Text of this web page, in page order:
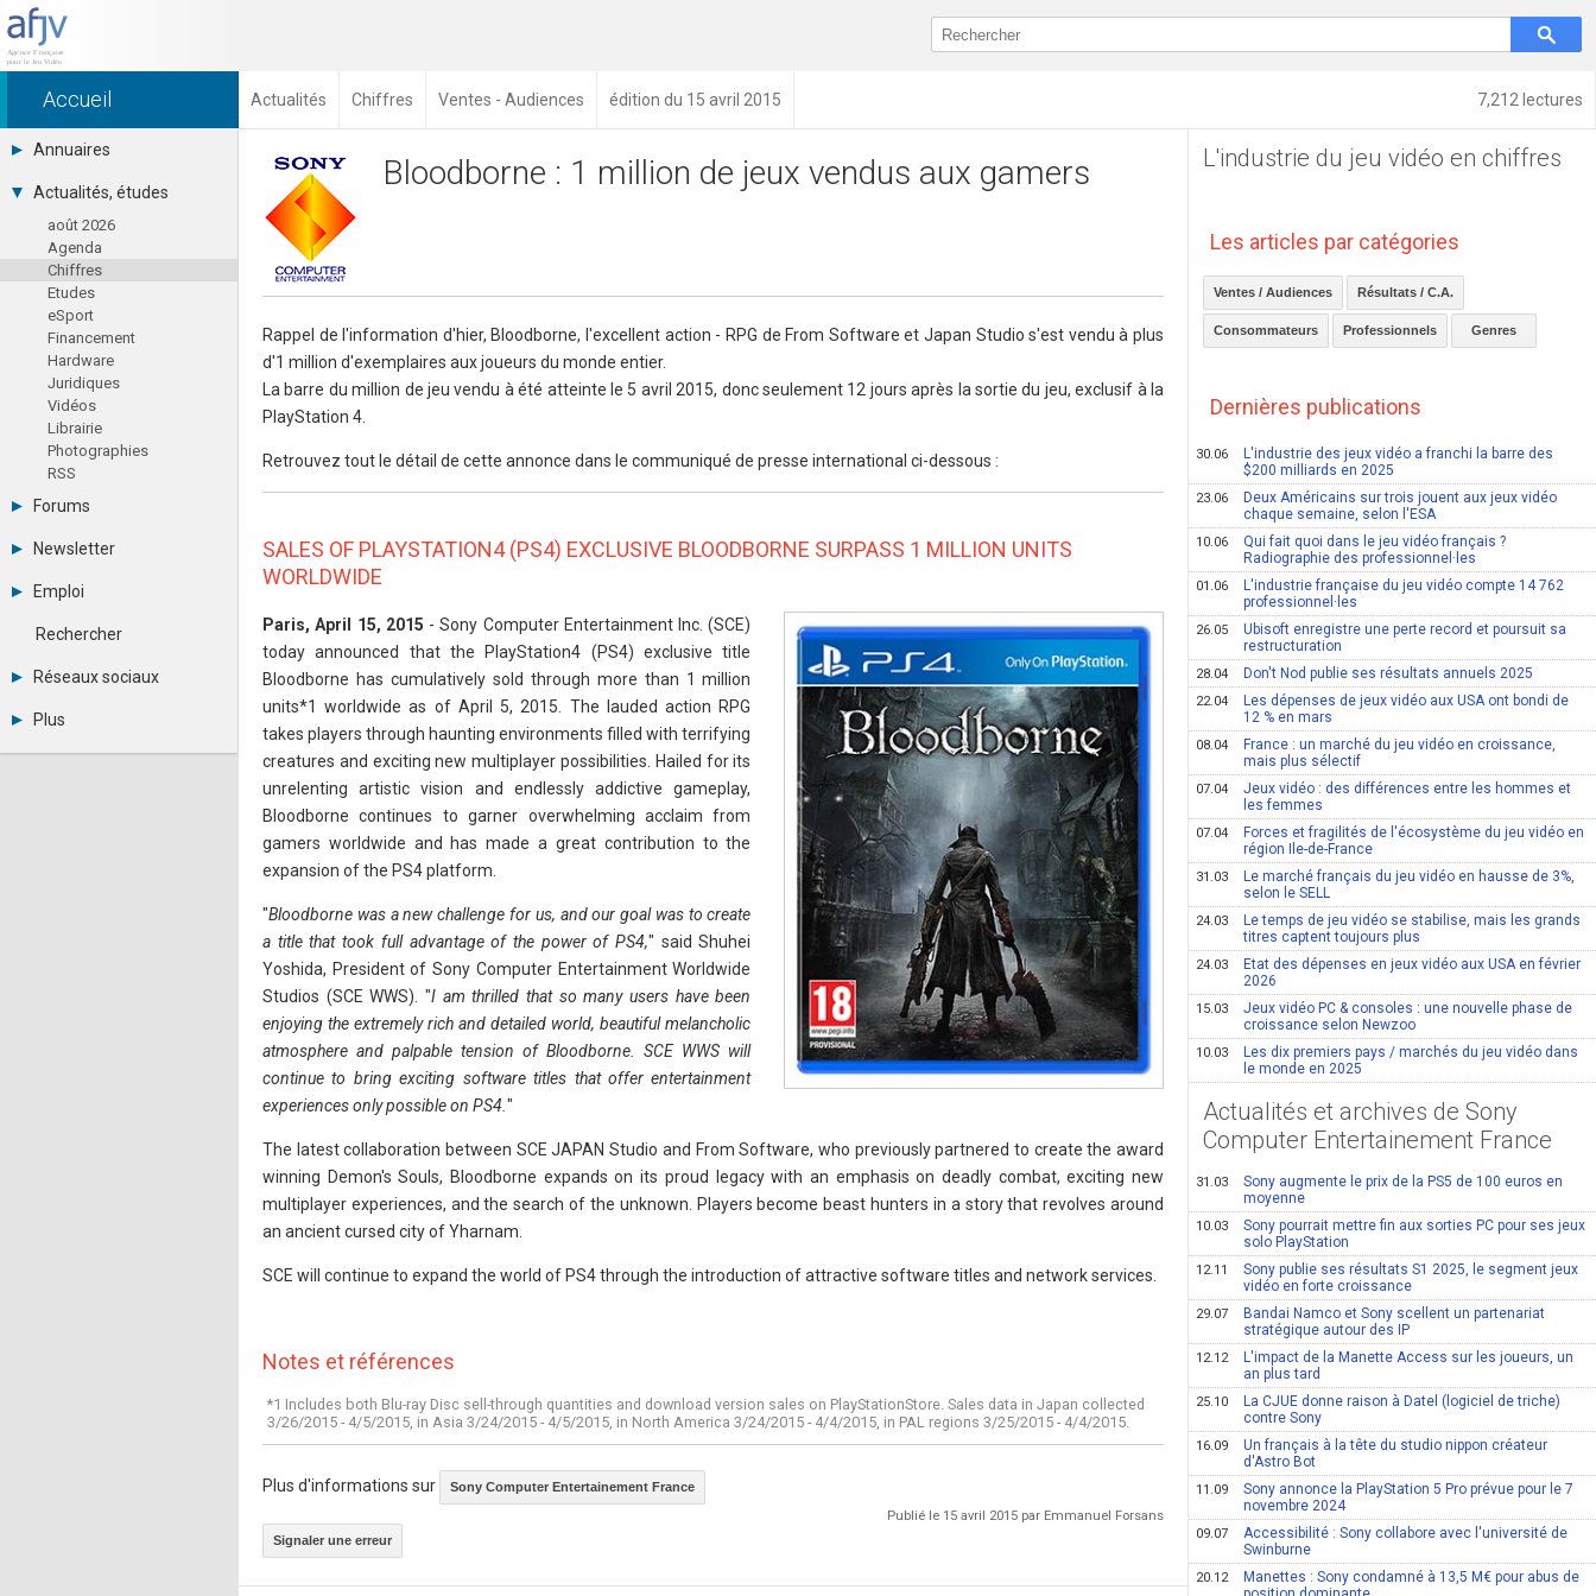
7,212 lectures
Accueil Actualités Chiffres Ventes - Audiences édition du 15 avril 2015
Annuaires
Toutes les sociétés (691)
Studios (418)
Editeurs (49)
Distributeurs (16)
Hard. / Accessoires (10)
Middlewares (15)
Prestataires (99)
Assoc. / Syndicats (21)
Formations / Ecoles (46)
Presse spécialisée (17)
Actualités, études
août 2026
Agenda
Chiffres
Etudes
eSport
Financement
Hardware
Juridiques
Vidéos
Librairie
Photographies
RSS
Forums
Tous les forums
Se connecter
Messages privés
Contacter un modérateur
Newsletter
Archives
Abonnement
Emploi
Consulter les annonces
Observatoire de l'emploi
Rechercher
Réseaux sociaux
LinkedIn
Plus
Annonceurs
Bloodborne : 1 million de jeux vendus aux gamers
Rappel de l'information d'hier, Bloodborne, l'excellent action - RPG de From Software et Japan Studio s'est vendu à plus
d'1 million d'exemplaires aux joueurs du monde entier.
La barre du million de jeu vendu à été atteinte le 5 avril 2015, donc seulement 12 jours après la sortie du jeu, exclusif à la
PlayStation 4.
Retrouvez tout le détail de cette annonce dans le communiqué de presse international ci-dessous :
SALES OF PLAYSTATION4 (PS4) EXCLUSIVE BLOODBORNE SURPASS 1 MILLION UNITS
WORLDWIDE
Paris, April 15, 2015 - Sony Computer Entertainment Inc. (SCE)
today announced that the PlayStation4 (PS4) exclusive title
Bloodborne has cumulatively sold through more than 1 million
units*1 worldwide as of April 5, 2015. The lauded action RPG
takes players through haunting environments filled with terrifying
creatures and exciting new multiplayer possibilities. Hailed for its
unrelenting artistic vision and endlessly addictive gameplay,
Bloodborne continues to garner overwhelming acclaim from
gamers worldwide and has made a great contribution to the
expansion of the PS4 platform.
"Bloodborne was a new challenge for us, and our goal was to create
a title that took full advantage of the power of PS4," said Shuhei
Yoshida, President of Sony Computer Entertainment Worldwide
Studios (SCE WWS). "I am thrilled that so many users have been
enjoying the extremely rich and detailed world, beautiful melancholic
atmosphere and palpable tension of Bloodborne. SCE WWS will
continue to bring exciting software titles that offer entertainment
experiences only possible on PS4. "
The latest collaboration between SCE JAPAN Studio and From Software, who previously partnered to create the award
winning Demon's Souls, Bloodborne expands on its proud legacy with an emphasis on deadly combat, exciting new
multiplayer experiences, and the search of the unknown. Players become beast hunters in a story that revolves around
an ancient cursed city of Yharnam.
SCE will continue to expand the world of PS4 through the introduction of attractive software titles and network services.
Notes et références
*1 Includes both Blu-ray Disc sell-through quantities and download version sales on PlayStationStore. Sales data in Japan collected
3/26/2015 - 4/5/2015, in Asia 3/24/2015 - 4/5/2015, in North America 3/24/2015 - 4/4/2015, in PAL regions 3/25/2015 - 4/4/2015.
Plus d'informations sur Sony Computer Entertainement France
Publié le 15 avril 2015 par Emmanuel Forsans
Signaler une erreur
L'industrie du jeu vidéo en chiffres
Les articles par catégories
Ventes / Audiences Résultats / C.A.
Consommateurs Professionnels Genres
Dernières publications
30.06
L'industrie des jeux vidéo a franchi la barre des
$200 milliards en 2025
23.06
Deux Américains sur trois jouent aux jeux vidéo
chaque semaine, selon l'ESA
10.06
Qui fait quoi dans le jeu vidéo français ?
Radiographie des professionnel·les
01.06
L'industrie française du jeu vidéo compte 14 762
professionnel·les
26.05
Ubisoft enregistre une perte record et poursuit sa
restructuration
28.04 Don't Nod publie ses résultats annuels 2025
22.04
Les dépenses de jeux vidéo aux USA ont bondi de
12 % en mars
08.04
France : un marché du jeu vidéo en croissance,
mais plus sélectif
07.04
Jeux vidéo : des différences entre les hommes et
les femmes
07.04
Forces et fragilités de l'écosystème du jeu vidéo en
région Ile-de-France
31.03
Le marché français du jeu vidéo en hausse de 3%,
selon le SELL
24.03
Le temps de jeu vidéo se stabilise, mais les grands
titres captent toujours plus
24.03
Etat des dépenses en jeux vidéo aux USA en février
2026
15.03
Jeux vidéo PC & consoles : une nouvelle phase de
croissance selon Newzoo
10.03
Les dix premiers pays / marchés du jeu vidéo dans
le monde en 2025
Actualités et archives de Sony
Computer Entertainement France
31.03
Sony augmente le prix de la PS5 de 100 euros en
moyenne
10.03
Sony pourrait mettre fin aux sorties PC pour ses jeux
solo PlayStation
12.11
Sony publie ses résultats S1 2025, le segment jeux
vidéo en forte croissance
29.07
Bandai Namco et Sony scellent un partenariat
stratégique autour des IP
12.12
L'impact de la Manette Access sur les joueurs, un
an plus tard
25.10
La CJUE donne raison à Datel (logiciel de triche)
contre Sony
16.09
Un français à la tête du studio nippon créateur
d'Astro Bot
11.09
Sony annonce la PlayStation 5 Pro prévue pour le 7
novembre 2024
09.07
Accessibilité : Sony collabore avec l'université de
Swinburne
20.12
Manettes : Sony condamné à 13,5 M€ pour abus de